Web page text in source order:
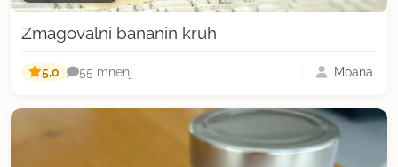
Zmagovalni bananin kruh
5,0 55 mnenj Moana